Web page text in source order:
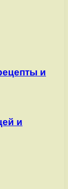
и
и